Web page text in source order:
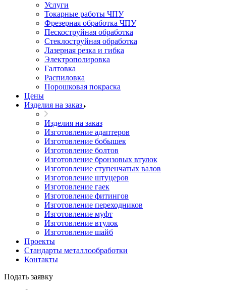
Услуги
Токарные работы ЧПУ
Фрезерная обработка ЧПУ
Пескоструйная обработка
Стеклоструйная обработка
Лазерная резка и гибка
Электрополировка
Галтовка
Распиловка
Порошковая покраска
Цены
Изделия на заказ
Изделия на заказ
Изготовление адаптеров
Изготовление бобышек
Изготовление болтов
Изготовление бронзовых втулок
Изготовление ступенчатых валов
Изготовление штуцеров
Изготовление гаек
Изготовление фитингов
Изготовление переходников
Изготовление муфт
Изготовление втулок
Изготовление шайб
Проекты
Стандарты металлообработки
Контакты
Подать заявку